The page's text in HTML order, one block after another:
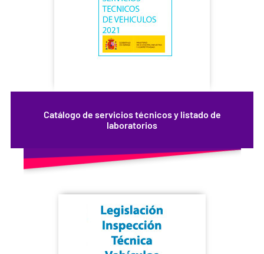
Catálogo de servicios técnicos y listado de
laboratorios